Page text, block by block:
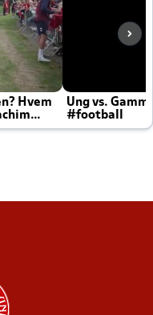
Hvem
Ung vs.
#football